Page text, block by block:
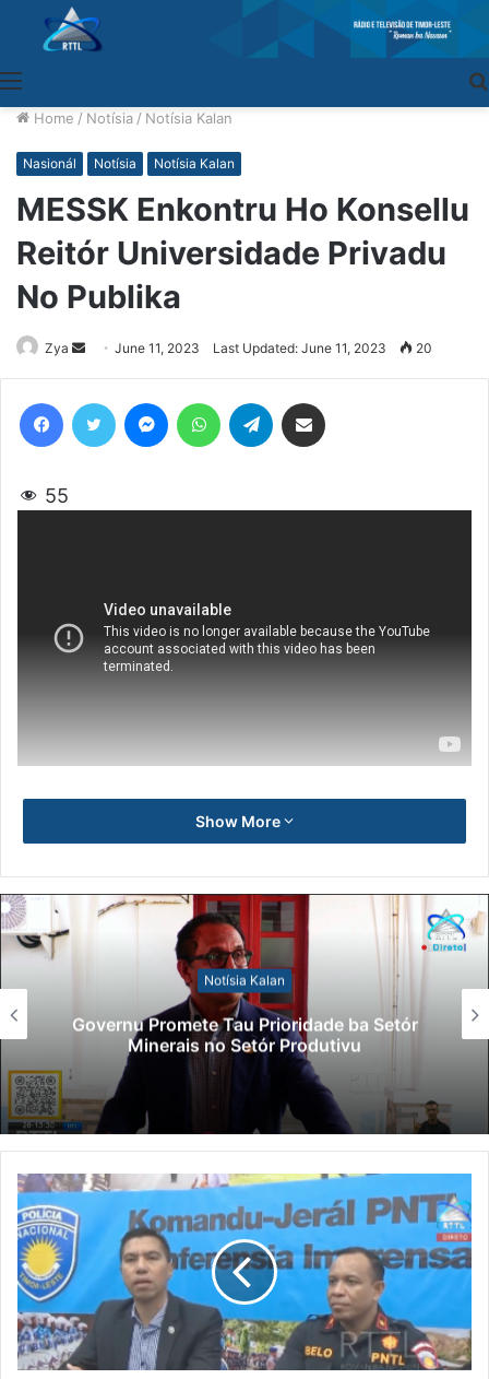
Home / Notísia / Notísia Kalan
Nasionál Notísia Notísia Kalan
MESSK Enkontru Ho Konsellu
Reitór Universidade Privadu
No Publika
Zya
Send
an
email
June 11, 2023 Last Updated: June 11, 2023 20
55
Show More
Notísia Kalan
Governu Promete Tau Prioridade ba Setór
Minerais no Setór Produtivu